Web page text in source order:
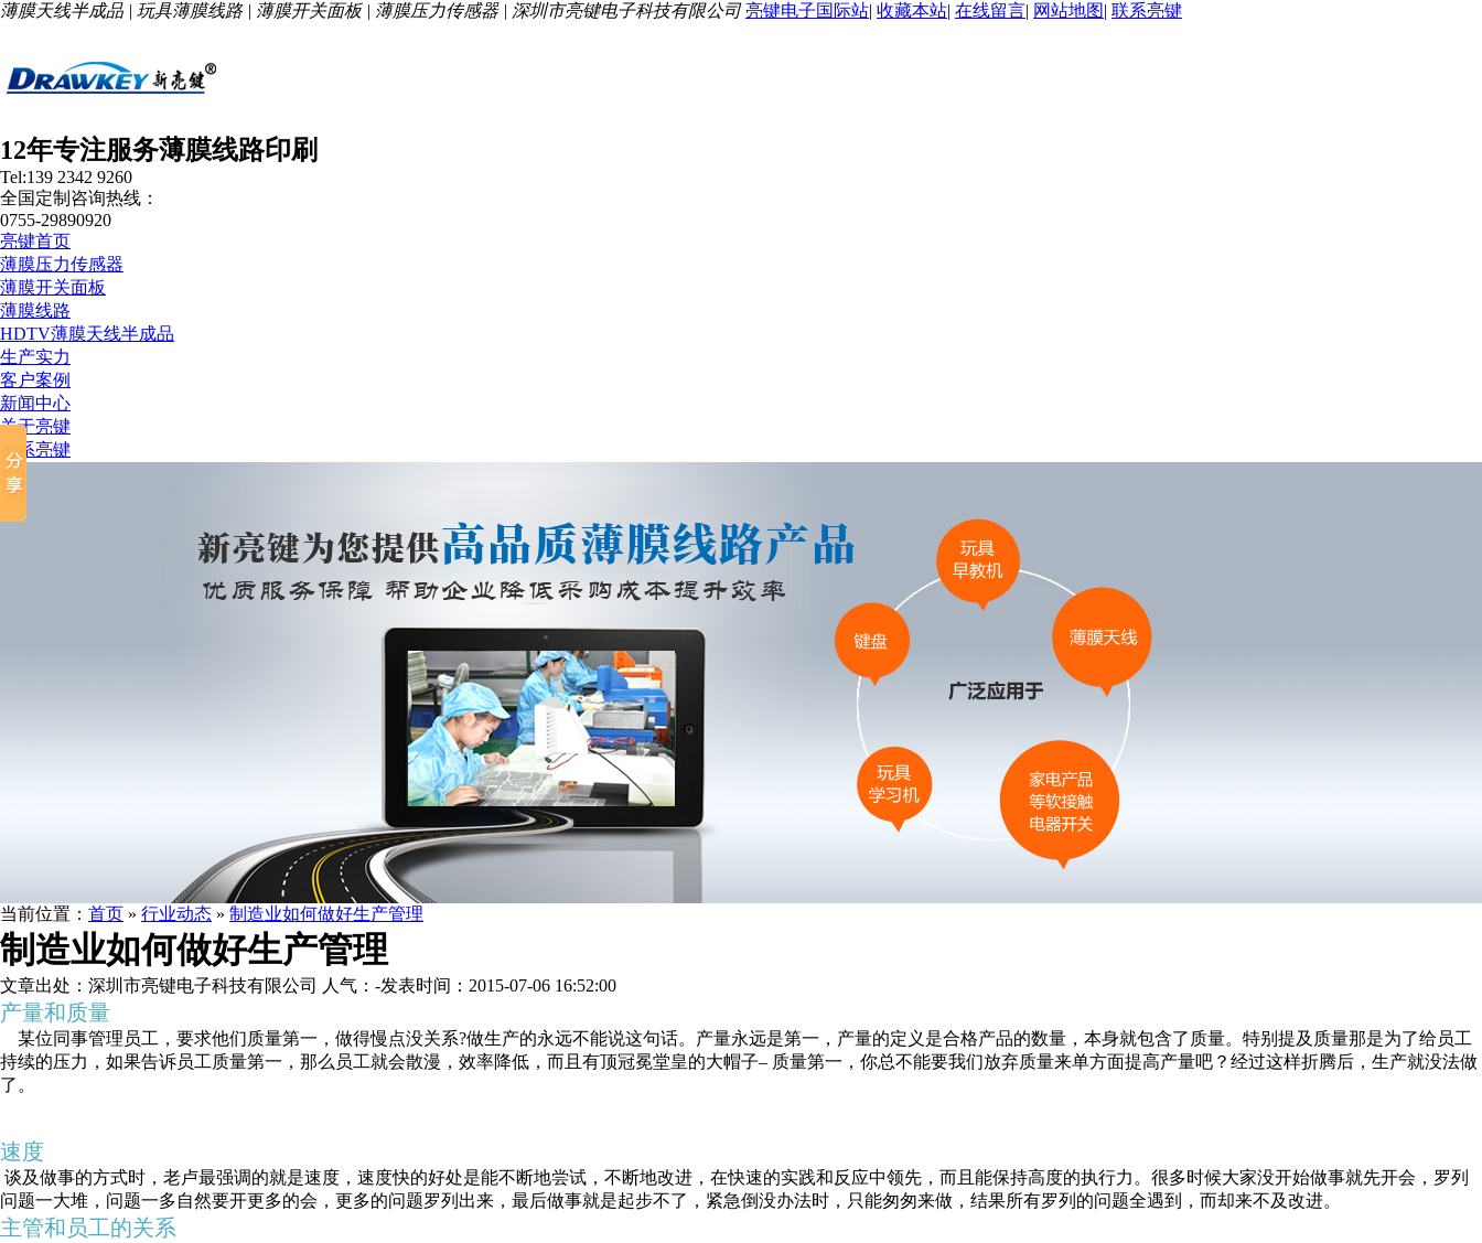
薄膜天线半成品 | 玩具薄膜线路 | 薄膜开关面板 | 薄膜压力传感器 | 深圳市亮键电子科技有限公司 亮键电子国际站| 收藏本站| 在线留言| 网站地图| 联系亮键
12年专注服务薄膜线路印刷
Tel:139 2342 9260
全国定制咨询热线：
0755-29890920
亮键首页
薄膜压力传感器
薄膜开关面板
薄膜线路
HDTV薄膜天线半成品
生产实力
客户案例
新闻中心
关于亮键
联系亮键
当前位置： 首页 » 行业动态 » 制造业如何做好生产管理
制造业如何做好生产管理
文章出处：深圳市亮键电子科技有限公司 人气： -发表时间：2015-07-06 16:52:00
产量和质量
某位同事管理员工，要求他们质量第一，做得慢点没关系?做生产的永远不能说这句话。产量永远是第一，产量的定义是合格产品的数量，本身就包含了质量。特别提及质量那是为了给员工
持续的压力，如果告诉员工质量第一，那么员工就会散漫，效率降低，而且有顶冠冕堂皇的大帽子– 质量第一，你总不能要我们放弃质量来单方面提高产量吧？经过这样折腾后，生产就没法做
了。
速度
谈及做事的方式时，老卢最强调的就是速度，速度快的好处是能不断地尝试，不断地改进，在快速的实践和反应中领先，而且能保持高度的执行力。很多时候大家没开始做事就先开会，罗列
问题一大堆，问题一多自然要开更多的会，更多的问题罗列出来，最后做事就是起步不了，紧急倒没办法时，只能匆匆来做，结果所有罗列的问题全遇到，而却来不及改进。
主管和员工的关系